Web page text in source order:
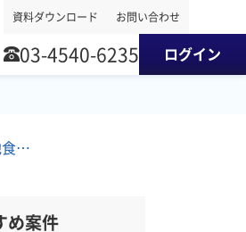
資料ダウンロード お問い合わせ
03-4540-6235 ログイン
北海道地方/農産加工・製造/その他食料品製造 M&A・事業譲渡案件
め案件